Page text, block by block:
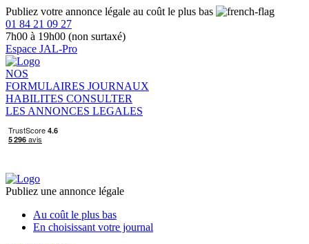
Publiez votre annonce légale au coût le plus bas
01 84 21 09 27
7h00 à 19h00 (non surtaxé)
Espace JAL-Pro
NOS
FORMULAIRES JOURNAUX
HABILITES CONSULTER
LES ANNONCES LEGALES
Publiez une annonce légale
Au coût le plus bas
En choisissant votre journal